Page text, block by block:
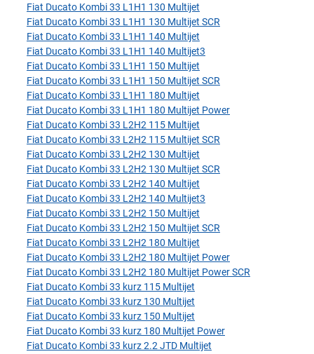
Fiat Ducato Kombi 33 L1H1 130 Multijet
Fiat Ducato Kombi 33 L1H1 130 Multijet SCR
Fiat Ducato Kombi 33 L1H1 140 Multijet
Fiat Ducato Kombi 33 L1H1 140 Multijet3
Fiat Ducato Kombi 33 L1H1 150 Multijet
Fiat Ducato Kombi 33 L1H1 150 Multijet SCR
Fiat Ducato Kombi 33 L1H1 180 Multijet
Fiat Ducato Kombi 33 L1H1 180 Multijet Power
Fiat Ducato Kombi 33 L2H2 115 Multijet
Fiat Ducato Kombi 33 L2H2 115 Multijet SCR
Fiat Ducato Kombi 33 L2H2 130 Multijet
Fiat Ducato Kombi 33 L2H2 130 Multijet SCR
Fiat Ducato Kombi 33 L2H2 140 Multijet
Fiat Ducato Kombi 33 L2H2 140 Multijet3
Fiat Ducato Kombi 33 L2H2 150 Multijet
Fiat Ducato Kombi 33 L2H2 150 Multijet SCR
Fiat Ducato Kombi 33 L2H2 180 Multijet
Fiat Ducato Kombi 33 L2H2 180 Multijet Power
Fiat Ducato Kombi 33 L2H2 180 Multijet Power SCR
Fiat Ducato Kombi 33 kurz 115 Multijet
Fiat Ducato Kombi 33 kurz 130 Multijet
Fiat Ducato Kombi 33 kurz 150 Multijet
Fiat Ducato Kombi 33 kurz 180 Multijet Power
Fiat Ducato Kombi 33 kurz 2.2 JTD Multijet